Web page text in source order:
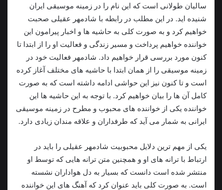
سالیان طولانی است که این نام را در زمینه موسیقی ایران
شنیده اید. در این مطلب در رابطه با شادمهر عقیلی صحبت
خواهیم کرد و به صورت کلی به حاشیه ها و اخبار پیرامون این
خواننده خواهیم پرداخت و مسیر زندگی و فعالیت او را از ابتدا تا
کنون مورد بررسی قرار خواهیم داد. شادمهر فعالیت خود در
زمینه موسیقی را از همان ابتدا با حاشیه های مختلف آغاز کرده
است و تا کنون نیز این حواشی ادامه داشته است که به صورت
کامل آن ها را بیان خواهیم کرد. با توجه به این حاشیه ها این
خواننده یکی از خواننده های محبوب و مطرح در زمینه موسیقی
ایرانی به شمار می آید که طرفداران و علاقه مندان زیادی دارد.
یکی از مهم ترین دلایل محبوبیت شادمهر عقیلی را باید در
ارتباط با ترانه های او و همچنین متن ترانه هايی که توسط او
منتشر شده است دانست که بسیار به دل هواداران نشسته
است. به صورت کلی باید عنوان کرد که آهنگ های این خواننده